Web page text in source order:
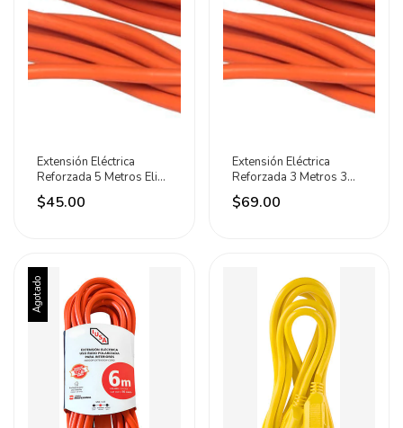
Extensión Eléctrica
Reforzada 5 Metros Eli
Electric Naranja
$45.00
Extensión Eléctrica
Reforzada 3 Metros 3
Tomas Eli Electric Naranja
$69.00
Agotado